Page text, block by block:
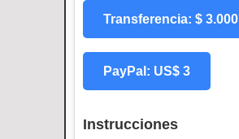
Transferencia: $ 3.000
PayPal: US$ 3
Instrucciones